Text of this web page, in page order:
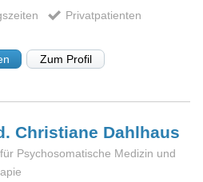
Privatpatienten
Zum Profil
Christiane Dahlhaus
Psychosomatische Medizin und